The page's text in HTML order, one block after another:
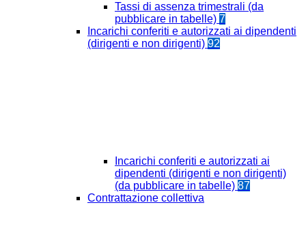
Tassi di assenza trimestrali (da
pubblicare in tabelle) 7
Incarichi conferiti e autorizzati ai dipendenti
(dirigenti e non dirigenti) 92
Incarichi conferiti e autorizzati ai
dipendenti (dirigenti e non dirigenti)
(da pubblicare in tabelle) 87
Contrattazione collettiva